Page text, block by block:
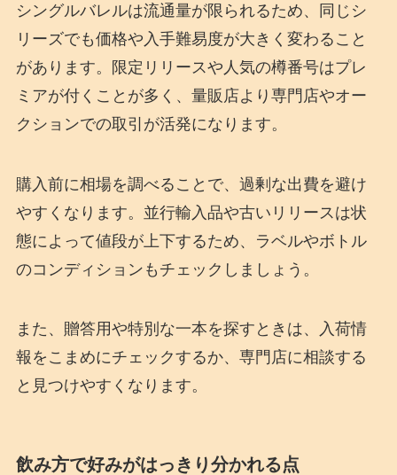
シングルバレルは流通量が限られるため、同じシ
リーズでも価格や入手難易度が大きく変わること
があります。限定リリースや人気の樽番号はプレ
ミアが付くことが多く、量販店より専門店やオー
クションでの取引が活発になります。
購入前に相場を調べることで、過剰な出費を避け
やすくなります。並行輸入品や古いリリースは状
態によって値段が上下するため、ラベルやボトル
のコンディションもチェックしましょう。
また、贈答用や特別な一本を探すときは、入荷情
報をこまめにチェックするか、専門店に相談する
と見つけやすくなります。
飲み方で好みがはっきり分かれる点